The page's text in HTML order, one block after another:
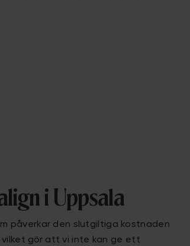
i Uppsala
påverkar den slutgiltiga kostnaden
vilket gör att vi inte kan ge ett